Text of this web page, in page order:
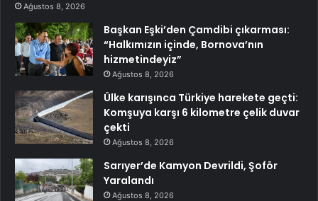
Ağustos 8, 2026
Başkan Eşki’den Çamdibi çıkarması:
“Halkımızın içinde, Bornova’nın
hizmetindeyiz”
Ağustos 8, 2026
Ülke karışınca Türkiye harekete geçti:
Komşuya karşı 6 kilometre çelik duvar
çekti
Ağustos 8, 2026
Sarıyer’de Kamyon Devrildi, Şoför
Yaralandı
Ağustos 8, 2026